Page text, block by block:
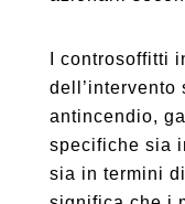
I controsoffitti
antincendio,
specifiche sia
sia in termini